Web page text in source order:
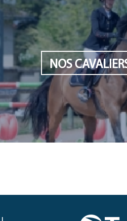
NOS